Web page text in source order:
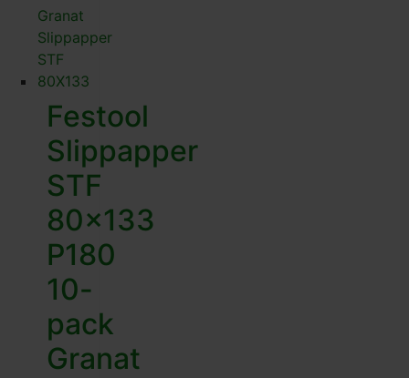
Festool
Slippapper
STF
80×133
P180
10-
pack
Granat